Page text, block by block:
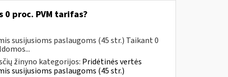
proc. PVM tarifas?
susijusioms paslaugoms (45 str.) Taikant 0
žinyno kategorijos: Pridėtinės vertės
susijusioms paslaugoms (45 str.)